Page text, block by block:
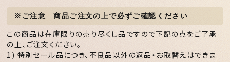
ご注意 商品ご注文の上で必ずご確認ください
この商品は在庫限りの売り尽くし品ですので下記の点をご了承
の上、ご注文ください。
1) 特別セール品につき、不良品以外の返品・お取替えはできま